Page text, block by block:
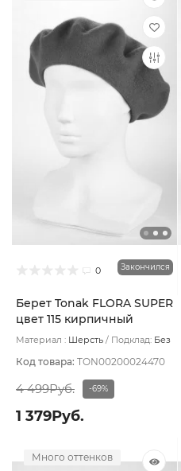
0 Закончился
Берет Tonak FLORA SUPER
цвет 115 кирпичный
Материал : Шерсть Подклад: Без
Код товара: TON00200024470
4 499Руб. -69%
1 379Руб.
Много оттенков